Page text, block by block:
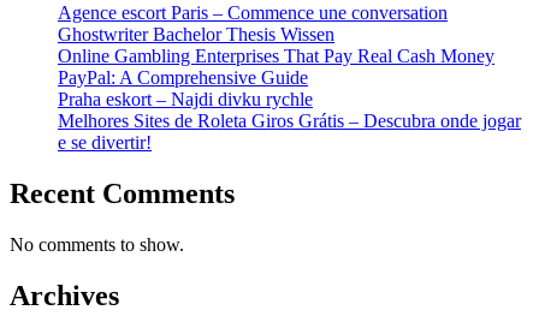
Agence escort Paris – Commence une conversation
Ghostwriter Bachelor Thesis Wissen
Online Gambling Enterprises That Pay Real Cash Money
PayPal: A Comprehensive Guide
Praha eskort – Najdi divku rychle
Melhores Sites de Roleta Giros Grátis – Descubra onde jogar
e se divertir!
Recent Comments
No comments to show.
Archives